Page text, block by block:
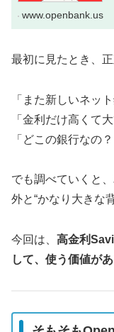
www.openbank.us
最初に見たとき、
「また新しいネット
「金利だけ高くて
「どこの銀行なの？
でも調べていくと
外と“かなり大きな
今回は、 高金利
して、使う価値が